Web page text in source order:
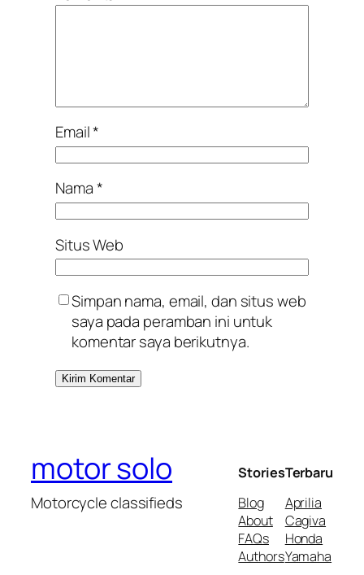
Email*
Nama*
Situs Web
Simpan nama, email, dan situs web
saya pada peramban ini untuk
komentar saya berikutnya.
motor solo
Motorcycle classifieds
Stories
Blog
About
FAQs
Authors
Terbaru
Aprilia
Cagiva
Honda
Yamaha